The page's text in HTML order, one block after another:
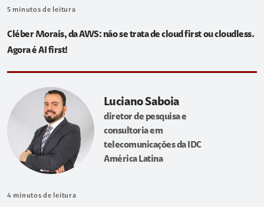
5 minutos de leitura
Cléber Morais, da AWS: não se trata de cloud first ou cloudless.
Agora é AI first!
Luciano Saboia
diretor de pesquisa e
consultoria em
telecomunicações da IDC
América Latina
4 minutos de leitura